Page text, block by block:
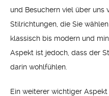
und Besuchern viel über uns
Stilrichtungen, die Sie
klassisch bis modern und
Aspekt ist jedoch, dass der
darin wohlfühlen.
Ein weiterer wichtiger